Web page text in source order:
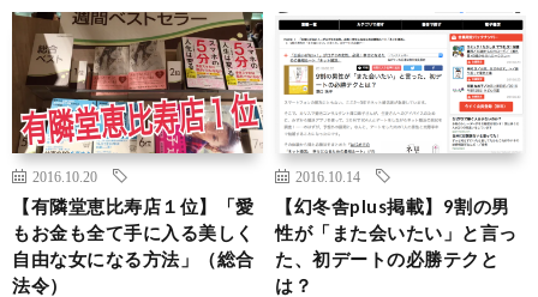
2016.10.20
【有隣堂恵比寿店１位】「愛
もお金も全て手に入る美しく
自由な女になる方法」（総合
法令）
2016.10.14
【幻冬舎plus掲載】9割の男
性が「また会いたい」と言っ
た、初デートの必勝テクと
は？